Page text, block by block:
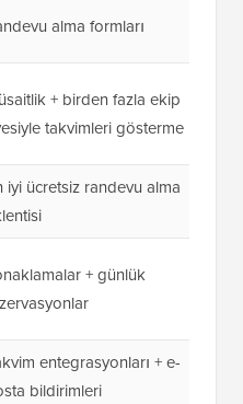
alma formları
+ birden fazla ekip
takvimleri gösterme
iyi ücretsiz randevu alma
+ günlük
entegrasyonları + e-
bildirimleri